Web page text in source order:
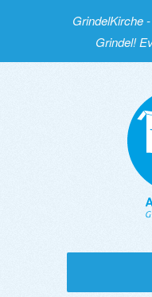
GrindelKirche
Grindel!